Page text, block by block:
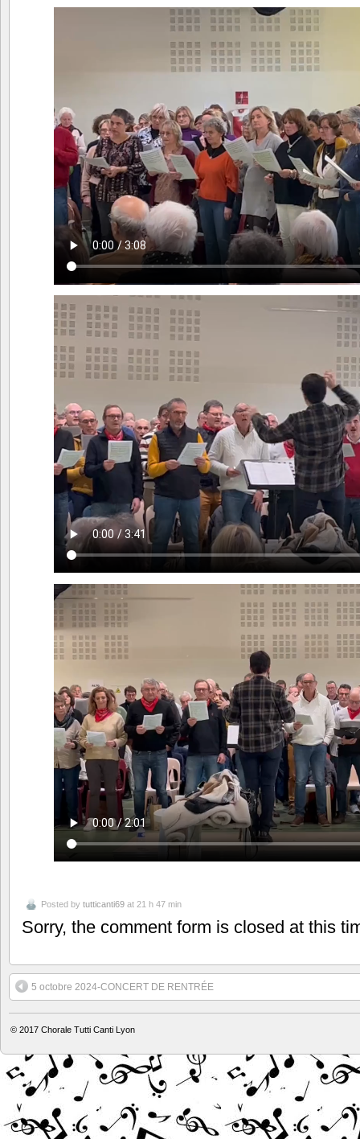
Posted by tutticanti69 at 21 h 47 min
Sorry, the comment form is closed at this
5 octobre 2024-CONCERT DE RENTRÉE
© 2017 Chorale Tutti Canti Lyon